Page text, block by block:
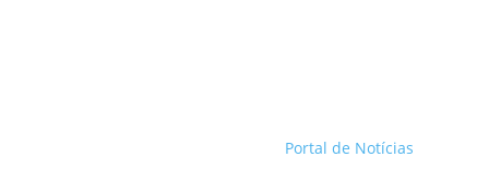
Portal de Notícias